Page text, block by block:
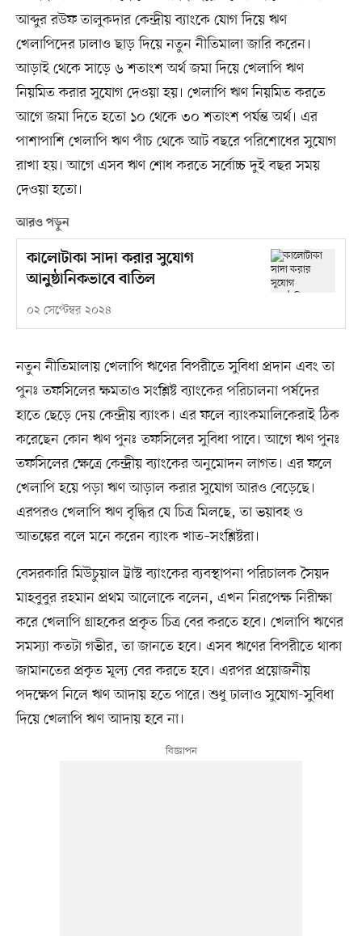
আব্দুর রউফ তালুকদার কেন্দ্রীয় ব্যাংকে যোগ দিয়ে ঋণ
খেলাপিদের ঢালাও ছাড় দিয়ে নতুন নীতিমালা জারি করেন।
আড়াই থেকে সাড়ে ৬ শতাংশ অর্থ জমা দিয়ে খেলাপি ঋণ
নিয়মিত করার সুযোগ দেওয়া হয়। খেলাপি ঋণ নিয়মিত করতে
আগে জমা দিতে হতো ১০ থেকে ৩০ শতাংশ পর্যন্ত অর্থ। এর
পাশাপাশি খেলাপি ঋণ পাঁচ থেকে আট বছরে পরিশোধের সুযোগ
রাখা হয়। আগে এসব ঋণ শোধ করতে সর্বোচ্চ দুই বছর সময়
দেওয়া হতো।
আরও পড়ুন
কালোটাকা সাদা করার সুযোগ
আনুষ্ঠানিকভাবে বাতিল
০২ সেপ্টেম্বর ২০২৪
নতুন নীতিমালায় খেলাপি ঋণের বিপরীতে সুবিধা প্রদান এবং তা
পুনঃ তফসিলের ক্ষমতাও সংশ্লিষ্ট ব্যাংকের পরিচালনা পর্ষদের
হাতে ছেড়ে দেয় কেন্দ্রীয় ব্যাংক। এর ফলে ব্যাংকমালিকেরাই ঠিক
করেছেন কোন ঋণ পুনঃ তফসিলের সুবিধা পাবে। আগে ঋণ পুনঃ
তফসিলের ক্ষেত্রে কেন্দ্রীয় ব্যাংকের অনুমোদন লাগত। এর ফলে
খেলাপি হয়ে পড়া ঋণ আড়াল করার সুযোগ আরও বেড়েছে।
এরপরও খেলাপি ঋণ বৃদ্ধির যে চিত্র মিলছে, তা ভয়াবহ ও
আতঙ্কের বলে মনে করেন ব্যাংক খাত–সংশ্লিষ্টরা।
বেসরকারি মিউচুয়াল ট্রাস্ট ব্যাংকের ব্যবস্থাপনা পরিচালক সৈয়দ
মাহবুবুর রহমান প্রথম আলোকে বলেন, এখন নিরপেক্ষ নিরীক্ষা
করে খেলাপি গ্রাহকের প্রকৃত চিত্র বের করতে হবে। খেলাপি ঋণের
সমস্যা কতটা গভীর, তা জানতে হবে। এসব ঋণের বিপরীতে থাকা
জামানতের প্রকৃত মূল্য বের করতে হবে। এরপর প্রয়োজনীয়
পদক্ষেপ নিলে ঋণ আদায় হতে পারে। শুধু ঢালাও সুযোগ-সুবিধা
দিয়ে খেলাপি ঋণ আদায় হবে না।